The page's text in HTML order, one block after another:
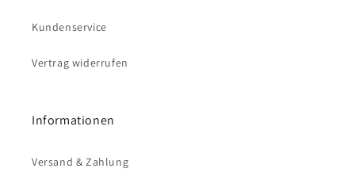
Kundenservice
Vertrag widerrufen
Informationen
Versand & Zahlung